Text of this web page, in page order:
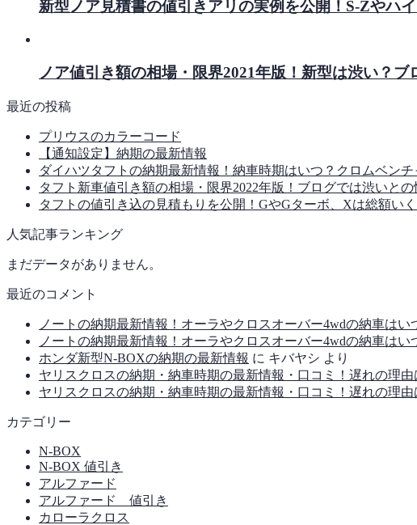
新型ノア見積書の値引きアリの実例を公開！S-Zやハ
ノア値引き額の相場・限界2021年版！新型は渋い？ブ
最近の投稿
プリウスのカラーコード
【通知設定】納期の最新情報
ダイハツタフトの納期最新情報！納車時期はいつ？クロムベンチ
タフト新車値引き額の相場・限界2022年版！ブログでは渋いとの
タフトの値引き込の見積もりを公開！GやGターボ、Xは総額いく
人気記事ランキング
まだデータがありません。
最近のコメント
ノートの納期最新情報！オーラやクロスオーバー4wdの納車はい
ノートの納期最新情報！オーラやクロスオーバー4wdの納車はい
ホンダ新型N-BOXの納期の最新情報 に キバヤシ より
ヤリスクロスの納期・納車時期の最新情報・口コミ！遅れの理由
ヤリスクロスの納期・納車時期の最新情報・口コミ！遅れの理由
カテゴリー
N-BOX
N-BOX 値引き
アルファード
アルファード 値引き
カローラクロス